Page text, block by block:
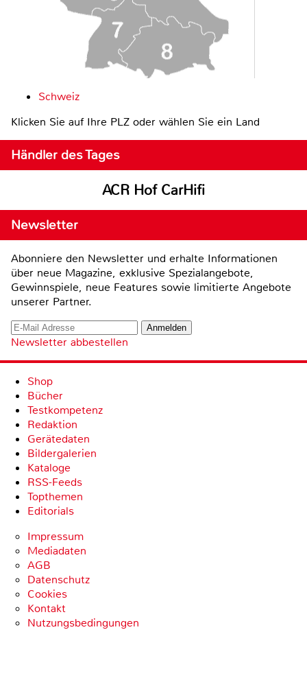
Schweiz
Klicken Sie auf Ihre PLZ oder wählen Sie ein Land
Händler des Tages
ACR Hof CarHifi
Newsletter
Abonniere den Newsletter und erhalte Informationen
über neue Magazine, exklusive Spezialangebote,
Gewinnspiele, neue Features sowie limitierte Angebote
unserer Partner.
Newsletter abbestellen
Shop
Bücher
Testkompetenz
Redaktion
Gerätedaten
Bildergalerien
Kataloge
RSS-Feeds
Topthemen
Editorials
Impressum
Mediadaten
AGB
Datenschutz
Cookies
Kontakt
Nutzungsbedingungen